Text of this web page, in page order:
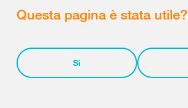
Questa pagina è stata utile?
Sì